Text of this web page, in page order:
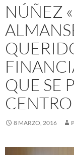
NÚÑEZ
QUE SE
8 MARZO, 2016